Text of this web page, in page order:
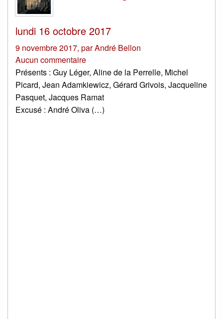
lundi 16 octobre 2017
9 novembre 2017, parAndré Bellon
Aucun commentaire
Présents : Guy Léger, Aline de la Perrelle, Michel
Picard, Jean Adamkiewicz, Gérard Grivois, Jacqueline
Pasquet, Jacques Ramat
Excusé : André Oliva (…)